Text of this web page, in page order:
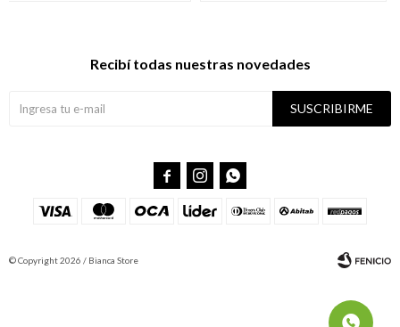
Recibí todas nuestras novedades
SUSCRIBIRME
  
© Copyright 2026 / Bianca Store